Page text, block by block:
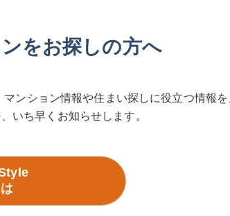
をお探しの方へ
マンション情報や住まい探しに役立つ情報を
いち早くお知らせします。